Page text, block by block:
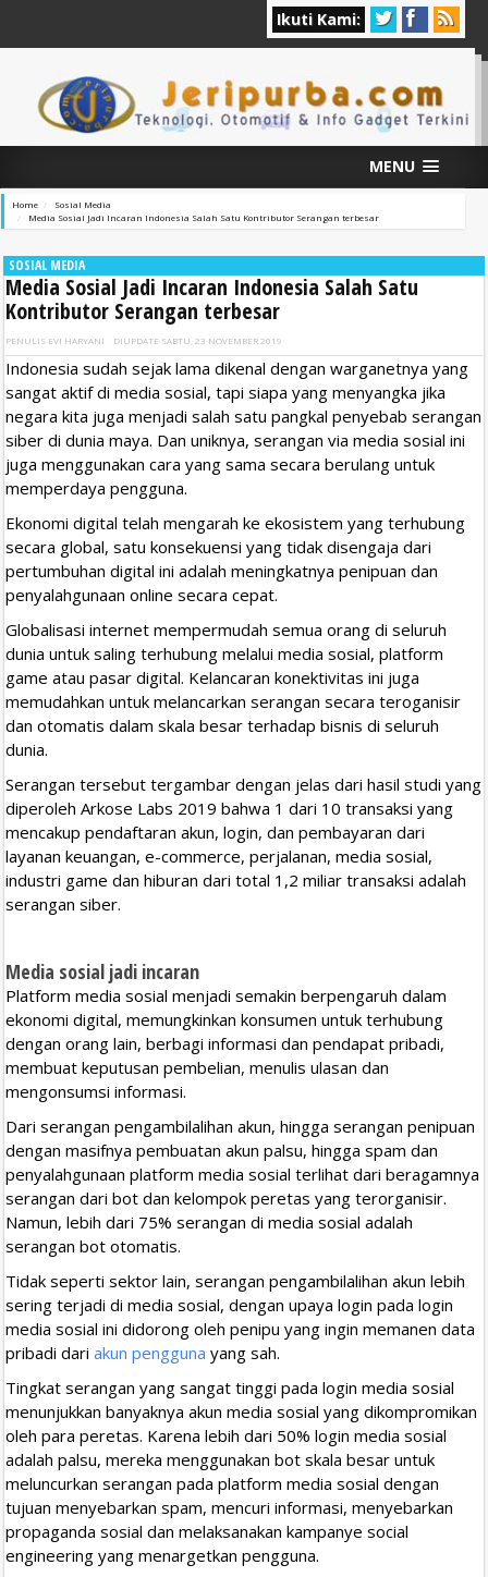
Ikuti Kami:
MENU
Home
Sosial Media
Media Sosial Jadi Incaran Indonesia Salah Satu Kontributor Serangan terbesar
SOSIAL MEDIA
Media Sosial Jadi Incaran Indonesia Salah Satu
Kontributor Serangan terbesar
PENULIS EVI HARYANI DIUPDATE SABTU, 23 NOVEMBER 2019
Indonesia sudah sejak lama dikenal dengan warganetnya yang
sangat aktif di media sosial, tapi siapa yang menyangka jika
negara kita juga menjadi salah satu pangkal penyebab serangan
siber di dunia maya. Dan uniknya, serangan via media sosial ini
juga menggunakan cara yang sama secara berulang untuk
memperdaya pengguna.
Ekonomi digital telah mengarah ke ekosistem yang terhubung
secara global, satu konsekuensi yang tidak disengaja dari
pertumbuhan digital ini adalah meningkatnya penipuan dan
penyalahgunaan online secara cepat.
Globalisasi internet mempermudah semua orang di seluruh
dunia untuk saling terhubung melalui media sosial, platform
game atau pasar digital. Kelancaran konektivitas ini juga
memudahkan untuk melancarkan serangan secara teroganisir
dan otomatis dalam skala besar terhadap bisnis di seluruh
dunia.
Serangan tersebut tergambar dengan jelas dari hasil studi yang
diperoleh Arkose Labs 2019 bahwa 1 dari 10 transaksi yang
mencakup pendaftaran akun, login, dan pembayaran dari
layanan keuangan, e-commerce, perjalanan, media sosial,
industri game dan hiburan dari total 1,2 miliar transaksi adalah
serangan siber.
Media sosial jadi incaran
Platform media sosial menjadi semakin berpengaruh dalam
ekonomi digital, memungkinkan konsumen untuk terhubung
dengan orang lain, berbagi informasi dan pendapat pribadi,
membuat keputusan pembelian, menulis ulasan dan
mengonsumsi informasi.
Dari serangan pengambilalihan akun, hingga serangan penipuan
dengan masifnya pembuatan akun palsu, hingga spam dan
penyalahgunaan platform media sosial terlihat dari beragamnya
serangan dari bot dan kelompok peretas yang terorganisir.
Namun, lebih dari 75% serangan di media sosial adalah
serangan bot otomatis.
Tidak seperti sektor lain, serangan pengambilalihan akun lebih
sering terjadi di media sosial, dengan upaya login pada login
media sosial ini didorong oleh penipu yang ingin memanen data
pribadi dari akun pengguna yang sah.
Tingkat serangan yang sangat tinggi pada login media sosial
menunjukkan banyaknya akun media sosial yang dikompromikan
oleh para peretas. Karena lebih dari 50% login media sosial
adalah palsu, mereka menggunakan bot skala besar untuk
meluncurkan serangan pada platform media sosial dengan
tujuan menyebarkan spam, mencuri informasi, menyebarkan
propaganda sosial dan melaksanakan kampanye social
engineering yang menargetkan pengguna.